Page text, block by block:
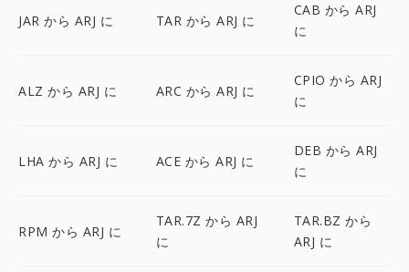
JAR から ARJ に TAR から ARJ に
CAB から ARJ
に
ALZ から ARJ に ARC から ARJ に
CPIO から ARJ
に
LHA から ARJ に ACE から ARJ に
DEB から ARJ
に
RPM から ARJ に
TAR.7Z から ARJ
に
TAR.BZ から
ARJ に